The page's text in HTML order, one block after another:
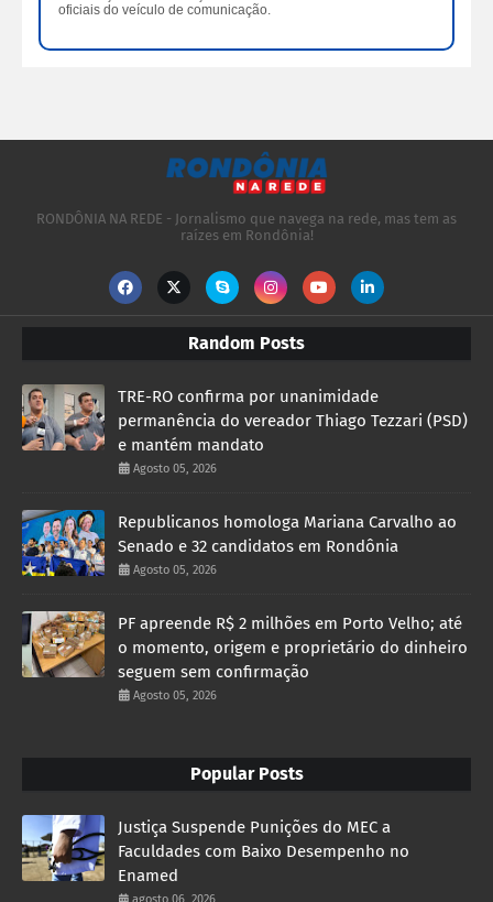
oficiais do veículo de comunicação.
RONDÔNIA NA REDE - Jornalismo que navega na rede, mas tem as
raízes em Rondônia!
Random Posts
TRE-RO confirma por unanimidade
permanência do vereador Thiago Tezzari (PSD)
e mantém mandato
Agosto 05, 2026
Republicanos homologa Mariana Carvalho ao
Senado e 32 candidatos em Rondônia
Agosto 05, 2026
PF apreende R$ 2 milhões em Porto Velho; até
o momento, origem e proprietário do dinheiro
seguem sem confirmação
Agosto 05, 2026
Popular Posts
Justiça Suspende Punições do MEC a
Faculdades com Baixo Desempenho no
Enamed
agosto 06, 2026